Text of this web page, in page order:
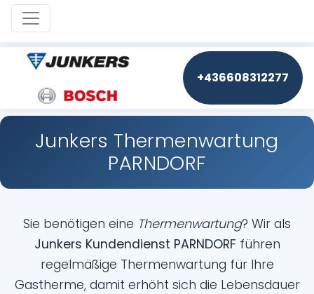
Toggle navigation
+436608312277
Junkers Thermenwartung
PARNDORF
Sie benötigen eine Thermenwartung? Wir als
Junkers Kundendienst PARNDORF führen
regelmäßige Thermenwartung für Ihre
Gastherme, damit erhöht sich die Lebensdauer